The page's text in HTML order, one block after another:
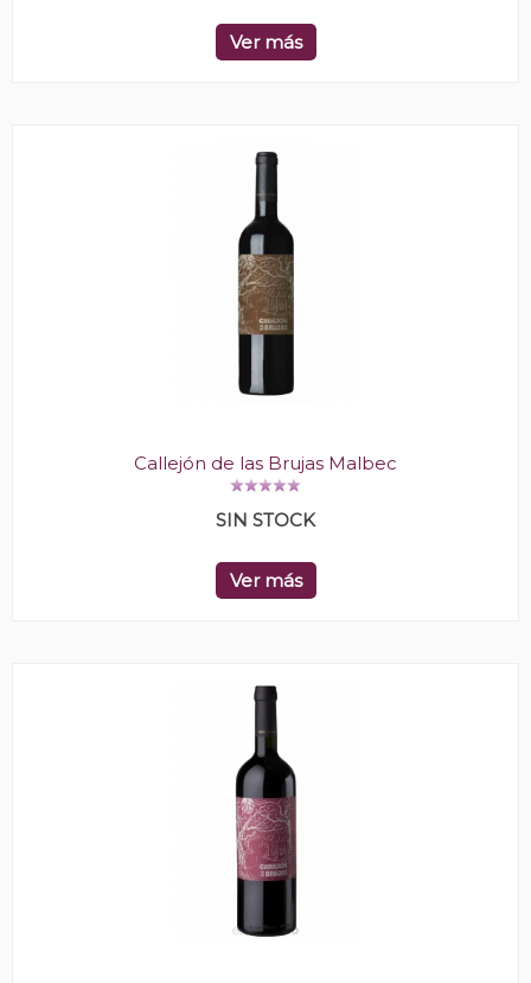
Ver más
Callejón de las Brujas Malbec
SIN STOCK
Ver más